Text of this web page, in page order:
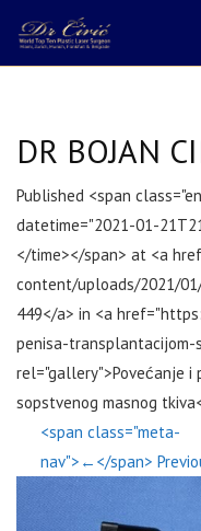
DR BOJAN
Published <span
datetime="2021-01-
</time></span> at <a
content/uploads/2021/
449</a> in <a
penisa-transplantacijom-
rel="gallery">Povećanje
sopstvenog masnog
<span class="meta-
nav">←</span>